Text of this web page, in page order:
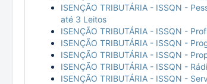
ISENÇÃO TRIBUTÁRIA - ISSQN -
até 3 Leitos
ISENÇÃO TRIBUTÁRIA - ISSQN -
ISENÇÃO TRIBUTÁRIA - ISSQN -
ISENÇÃO TRIBUTÁRIA - ISSQN -
ISENÇÃO TRIBUTÁRIA - ISSQN -
ISENÇÃO TRIBUTÁRIA - ISSQN -